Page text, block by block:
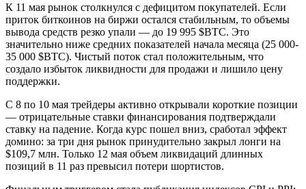
К 11 мая рынок столкнулся с дефицитом покупателей. Если
приток биткоинов на биржи остался стабильным, то объемы
вывода средств резко упали — до 19 995 $BTC. Это
значительно ниже средних показателей начала месяца (25 000-
35 000 $BTC). Чистый поток стал положительным, что
создало избыток ликвидности для продажи и лишило цену
поддержки.
С 8 по 10 мая трейдеры активно открывали короткие позиции
— отрицательные ставки финансирования подтверждали
ставку на падение. Когда курс пошел вниз, сработал эффект
домино: за три дня рынок принудительно закрыл лонги на
$109,7 млн. Только 12 мая объем ликвидаций длинных
позиций в 11 раз превысил потери шортистов.